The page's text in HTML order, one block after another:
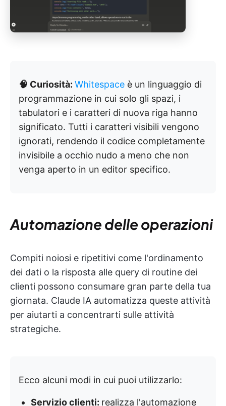
🧠 Curiosità: Whitespace è un linguaggio di
programmazione in cui solo gli spazi, i
tabulatori e i caratteri di nuova riga hanno
significato. Tutti i caratteri visibili vengono
ignorati, rendendo il codice completamente
invisibile a occhio nudo a meno che non
venga aperto in un editor specifico.
Automazione delle operazioni
Compiti noiosi e ripetitivi come l'ordinamento
dei dati o la risposta alle query di routine dei
clienti possono consumare gran parte della tua
giornata. Claude IA automatizza queste attività
per aiutarti a concentrarti sulle attività
strategiche.
Ecco alcuni modi in cui puoi utilizzarlo:
Servizio clienti: realizza l'automazione